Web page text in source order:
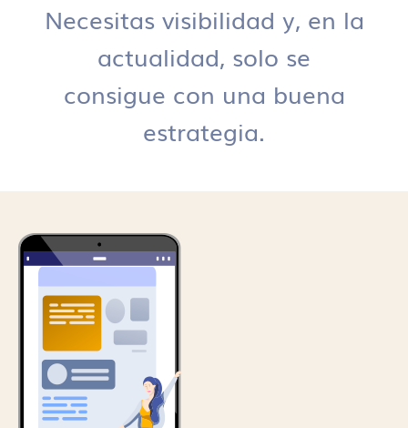
Necesitas visibilidad y, en la
actualidad, solo se
consigue con una buena
estrategia.